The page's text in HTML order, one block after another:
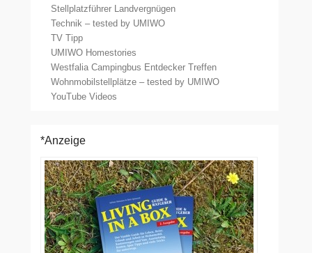
Stellplatzführer Landvergnügen
Technik – tested by UMIWO
TV Tipp
UMIWO Homestories
Westfalia Campingbus Entdecker Treffen
Wohnmobilstellplätze – tested by UMIWO
YouTube Videos
*Anzeige